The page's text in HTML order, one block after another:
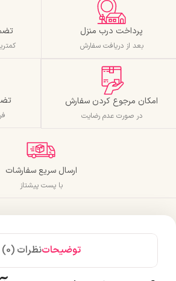
پرداخت درب منزل
بعد از دریافت سفارش
امکان مرجوع کردن سفارش
در صورت عدم رضایت
ارسال سریع سفارشات
با پست پیشتاز
توضیحاتنظرات (0)